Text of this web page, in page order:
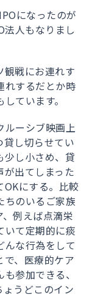
になったのが
人もなりまし
観戦にお連れす
れするだとか時
ています。
ルーシブ映画上
貸し切らせてい
少し小さめ、貸
が出てしまった
OKにする。比較
ちのいるご家族
例えば点滴栄
いて定期的に痰
んな行為をして
で、医療的ケア
参加できる、
うどこのイン